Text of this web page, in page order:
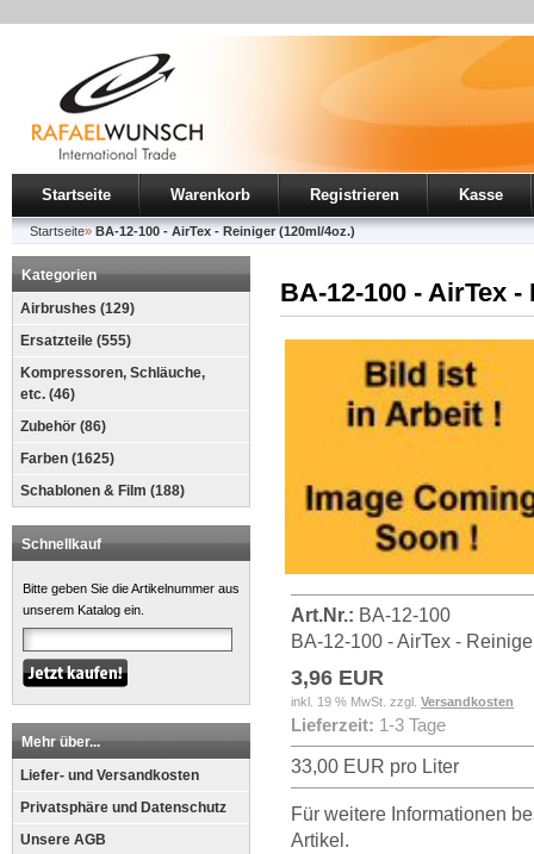
Startseite Warenkorb Registrieren Kasse
Startseite» BA-12-100 - AirTex - Reiniger (120ml/4oz.)
Kategorien
Airbrushes (129)
Ersatzteile (555)
Kompressoren, Schläuche,
etc. (46)
Zubehör (86)
Farben (1625)
Schablonen & Film (188)
Schnellkauf
Bitte geben Sie die Artikelnummer aus
unserem Katalog ein.
Mehr über...
Liefer- und Versandkosten
Privatsphäre und Datenschutz
Unsere AGB
BA-12-100 - AirTex
Art.Nr.: BA-12-100
BA-12-100 - AirTex -
3,96 EUR
inkl. 19 % MwSt. zzgl. Versandkosten
Lieferzeit: 1-3 Tage
33,00 EUR pro Liter
Für weitere Informationen
Artikel.